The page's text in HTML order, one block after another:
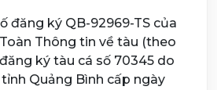
đăng ký QB-92969-TS của
Thông tin về tàu (theo
ký tàu cá số 70345 do
Quảng Bình cấp ngày